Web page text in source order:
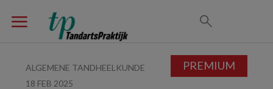
ALGEMENE TANDHEELKUNDE
18 FEB 2025
PREMIUM